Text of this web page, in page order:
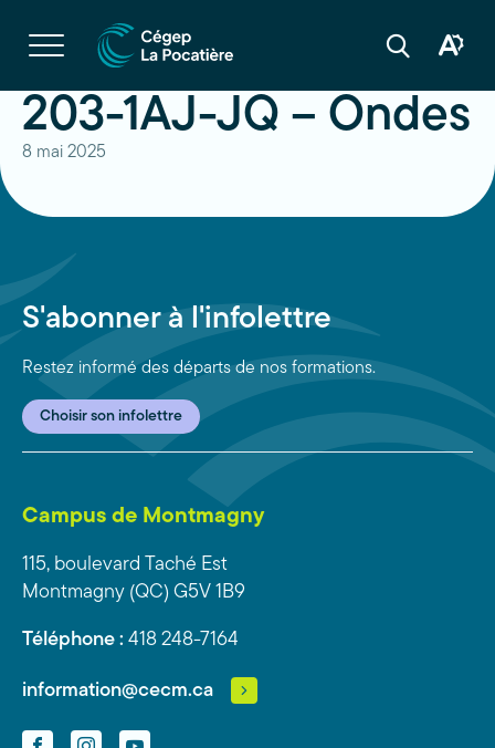
Ouvrir
la
navigation
site
Ouvrir
de
recherche
Ouvrir
à
outils
203-1AJ-JQ – Ondes
8 mai 2025
S'abonner à l'infolettre
Restez informé des départs de nos formations.
Choisir son infolettre
Campus de Montmagny
115, boulevard Taché Est
Montmagny (QC) G5V 1B9
Téléphone : 418 248-7164
information@cecm.ca
FacebookInstagramYouTube